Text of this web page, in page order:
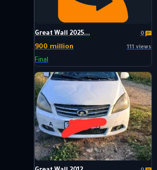
Great Wall 2025... 0
900 million 111 views
Final